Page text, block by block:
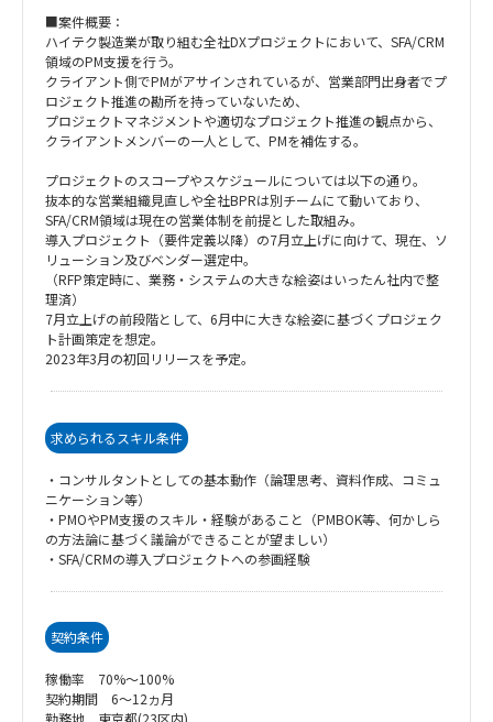
■案件概要：
ハイテク製造業が取り組む全社DXプロジェクトにおいて、SFA/CRM
領域のPM支援を行う。
クライアント側でPMがアサインされているが、営業部門出身者でプ
ロジェクト推進の勘所を持っていないため、
プロジェクトマネジメントや適切なプロジェクト推進の観点から、
クライアントメンバーの一人として、PMを補佐する。
プロジェクトのスコープやスケジュールについては以下の通り。
抜本的な営業組織見直しや全社BPRは別チームにて動いており、
SFA/CRM領域は現在の営業体制を前提とした取組み。
導入プロジェクト（要件定義以降）の7月立上げに向けて、現在、ソ
リューション及びベンダー選定中。
（RFP策定時に、業務・システムの大きな絵姿はいったん社内で整
理済）
7月立上げの前段階として、6月中に大きな絵姿に基づくプロジェク
ト計画策定を想定。
2023年3月の初回リリースを予定。
求められるスキル条件
・コンサルタントとしての基本動作（論理思考、資料作成、コミュ
ニケーション等）
・PMOやPM支援のスキル・経験があること（PMBOK等、何かしら
の方法論に基づく議論ができることが望ましい）
・SFA/CRMの導入プロジェクトへの参画経験
契約条件
稼働率 70%～100%
契約期間 6～12ヵ月
勤務地 東京都(23区内)